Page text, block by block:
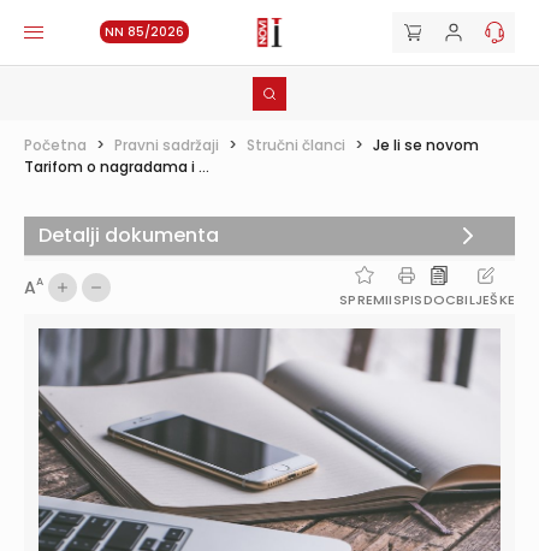
NN 85/2026
Početna > Pravni sadržaji > Stručni članci > Je li se novom
Tarifom o nagradama i ...
AA
SPREMIISPISDOCBILJEŠKE
Detalji dokumenta